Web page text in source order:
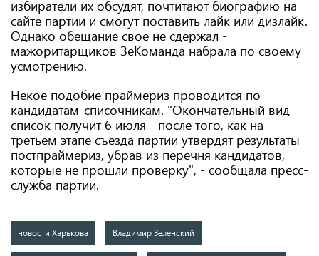
избиратели их обсудят, почтитают биографию на
сайте партии и смогут поставить лайк или дизлайк.
Однако обещание свое не сдержал -
мажоритарщиков ЗеКоманда набрала по своему
усмотрению.
Некое подобие праймериз проводится по
кандидатам-списочникам. "Окончательный вид
список получит 6 июля - после того, как на
третьем этапе съезда партии утвердят результаты
постпраймериз, убрав из перечня кандидатов,
которые не прошли проверку", - сообщала пресс-
служба партии.
новости Харькова Владимир Зеленский